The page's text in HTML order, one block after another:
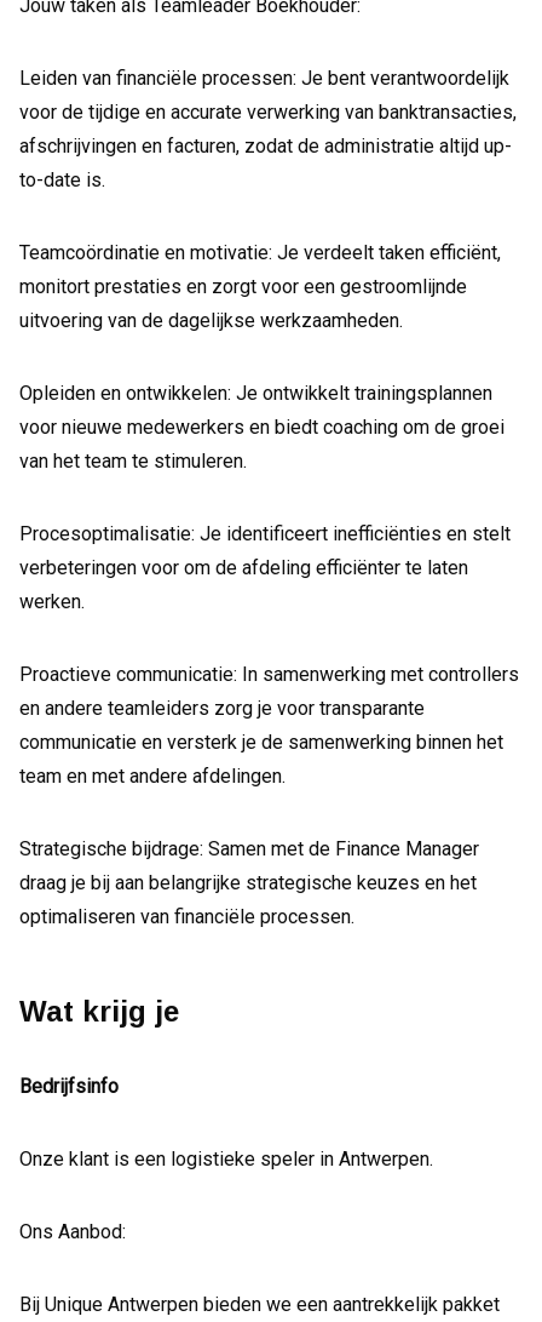
Jouw taken als Teamleader Boekhouder:
Leiden van financiële processen: Je bent verantwoordelijk
voor de tijdige en accurate verwerking van banktransacties,
afschrijvingen en facturen, zodat de administratie altijd up-
to-date is.
Teamcoördinatie en motivatie: Je verdeelt taken efficiënt,
monitort prestaties en zorgt voor een gestroomlijnde
uitvoering van de dagelijkse werkzaamheden.
Opleiden en ontwikkelen: Je ontwikkelt trainingsplannen
voor nieuwe medewerkers en biedt coaching om de groei
van het team te stimuleren.
Procesoptimalisatie: Je identificeert inefficiënties en stelt
verbeteringen voor om de afdeling efficiënter te laten
werken.
Proactieve communicatie: In samenwerking met controllers
en andere teamleiders zorg je voor transparante
communicatie en versterk je de samenwerking binnen het
team en met andere afdelingen.
Strategische bijdrage: Samen met de Finance Manager
draag je bij aan belangrijke strategische keuzes en het
optimaliseren van financiële processen.
Wat krijg je
Bedrijfsinfo
Onze klant is een logistieke speler in Antwerpen.
Ons Aanbod:
Bij Unique Antwerpen bieden we een aantrekkelijk pakket